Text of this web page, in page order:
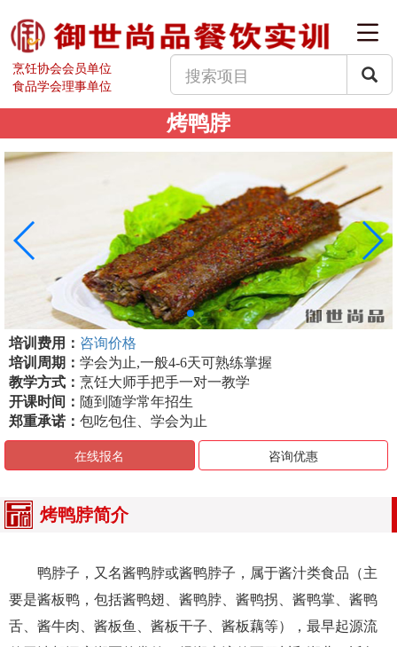
烹饪协会会员单位
食品学会理事单位
烤鸭脖
培训费用： 咨询价格
培训周期： 学会为止,一般4-6天可熟练掌握
教学方式： 烹饪大师手把手一对一教学
开课时间： 随到随学常年招生
郑重承诺： 包吃包住、学会为止
在线报名 咨询优惠
烤鸭脖简介
鸭脖子，又名酱鸭脖或酱鸭脖子，属于酱汁类食品（主
要是酱板鸭，包括酱鸭翅、酱鸭脖、酱鸭拐、酱鸭掌、酱鸭
舌、酱牛肉、酱板鱼、酱板干子、酱板藕等），最早起源流